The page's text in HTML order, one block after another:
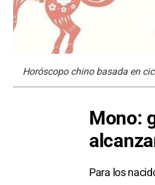
Horóscopo chino basada en
Mono:
Para los